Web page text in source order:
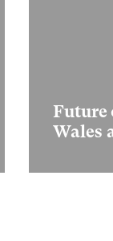
Future
Wales